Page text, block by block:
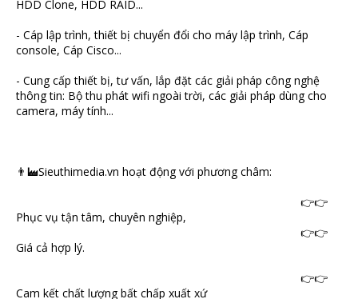
HDD Clone, HDD RAID...
- Cáp lập trình, thiết bị chuyển đổi cho máy lập trình, Cáp
console, Cáp Cisco...
- Cung cấp thiết bị, tư vấn, lắp đặt các giải pháp công nghệ
thông tin: Bộ thu phát wifi ngoài trời, các giải pháp dùng cho
camera, máy tính...
👨‍🏭Sieuthimedia.vn hoạt động với phương châm:
👉👉
Phục vụ tận tâm, chuyên nghiệp,
👉👉
Giá cả hợp lý.
👉👉
Cam kết chất lượng bất chấp xuất xứ